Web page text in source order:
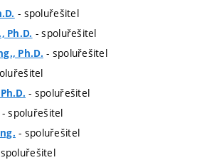
- spoluřešitel
Ph.D. - spoluřešitel
Ph.D. - spoluřešitel
- spoluřešitel
- spoluřešitel
- spoluřešitel